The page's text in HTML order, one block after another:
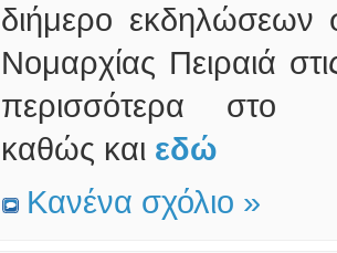
διήμερο
Νομαρχίας Πειραιά
περισσότερα
καθώς και εδώ
Κανένα σχόλιο »